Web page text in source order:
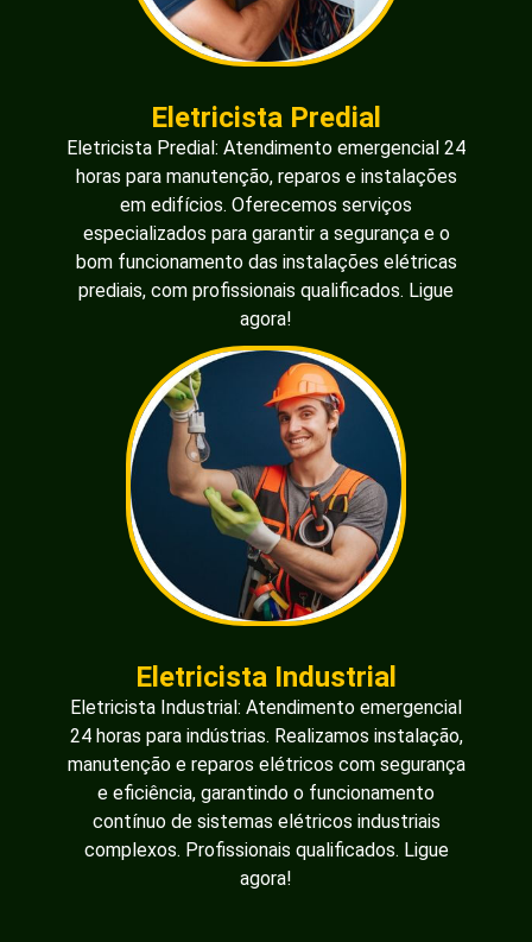
Eletricista Predial
Eletricista Predial: Atendimento emergencial 24
horas para manutenção, reparos e instalações
em edifícios. Oferecemos serviços
especializados para garantir a segurança e o
bom funcionamento das instalações elétricas
prediais, com profissionais qualificados. Ligue
agora!
Eletricista Industrial
Eletricista Industrial: Atendimento emergencial
24 horas para indústrias. Realizamos instalação,
manutenção e reparos elétricos com segurança
e eficiência, garantindo o funcionamento
contínuo de sistemas elétricos industriais
complexos. Profissionais qualificados. Ligue
agora!